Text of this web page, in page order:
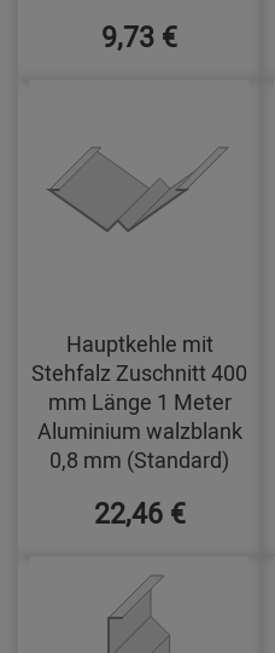
9,73 €
Hauptkehle mit
Stehfalz Zuschnitt 400
mm Länge 1 Meter
Aluminium walzblank
0,8 mm (Standard)
22,46 €